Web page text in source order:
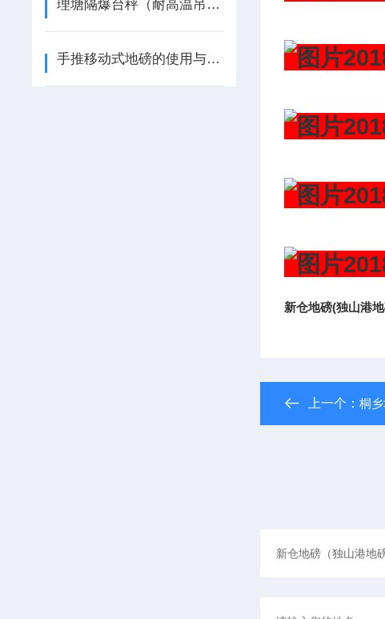
理塘隔爆台秤（耐高温吊秤）美姑吊机称（泸定地磅注意事项;
手推移动式地磅的使用与日常保养
新仓地磅(独山港
上一个：桐